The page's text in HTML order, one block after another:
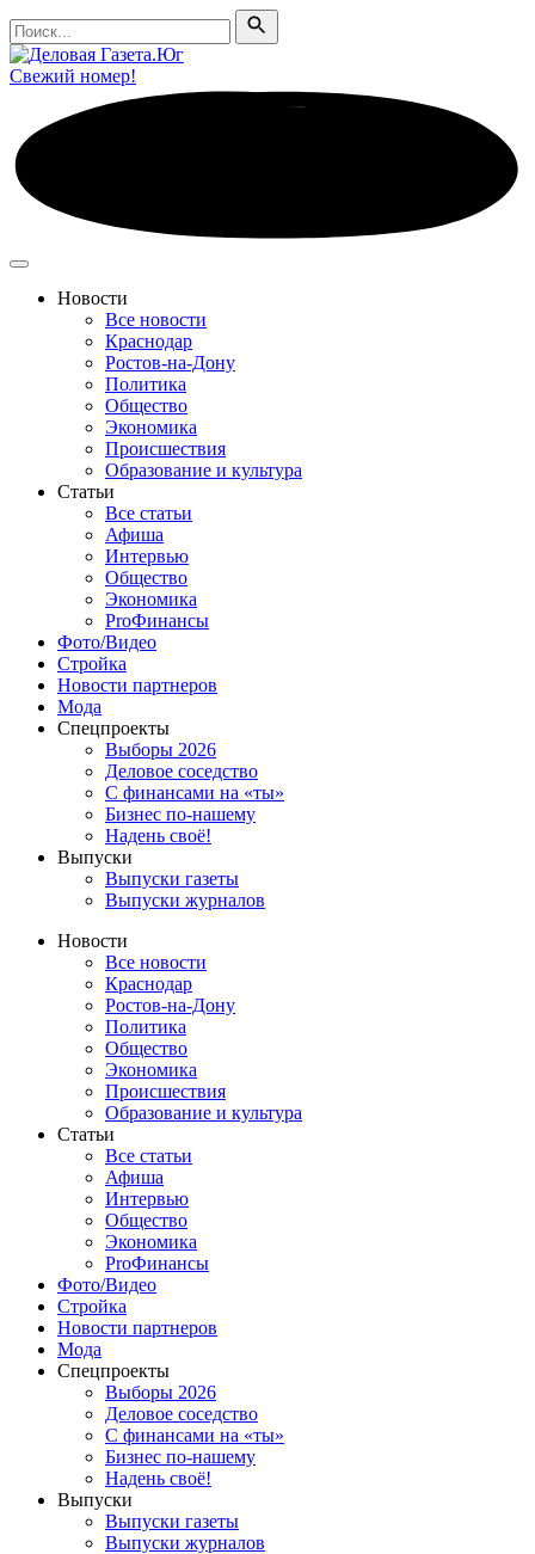
Поиск
Поиск
Свежий номер!
Новости
Все новости
Краснодар
Ростов-на-Дону
Политика
Общество
Экономика
Происшествия
Образование и культура
Статьи
Все статьи
Афиша
Интервью
Общество
Экономика
ProФинансы
Фото/Видео
Стройка
Новости партнеров
Мода
Спецпроекты
Выборы 2026
Деловое соседство
С финансами на «ты»
Бизнес по-нашему
Надень своё!
Выпуски
Выпуски газеты
Выпуски журналов
Новости
Все новости
Краснодар
Ростов-на-Дону
Политика
Общество
Экономика
Происшествия
Образование и культура
Статьи
Все статьи
Афиша
Интервью
Общество
Экономика
ProФинансы
Фото/Видео
Стройка
Новости партнеров
Мода
Спецпроекты
Выборы 2026
Деловое соседство
С финансами на «ты»
Бизнес по-нашему
Надень своё!
Выпуски
Выпуски газеты
Выпуски журналов